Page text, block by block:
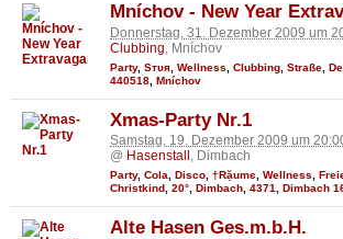
Mníchov - New Year
Donnerstag, 31. Dezember 2009 um
Clubbing , Mníchov
Party, Sтυя Wellness Clubbing Straße
440518 Mníchov
Xmas-Party Nr.1
Samstag, 19. Dezember 2009 um
@ Hasenstall, Dimbach
Party, Cola Disco †Rặumє Wellness
Christkind 20° Dimbach 4371 Dimbach
Alte Hasen Ges.m.b.H.